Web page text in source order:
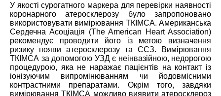
У якості сурогатного маркера для перевірки наявності
коронарного атеросклерозу було запропоновано
використовувати вимірювання ТКІМСА. Американська
Сердечна Асоціація (The American Heart Association)
рекомендує проводити його із метою визначення
ризику появи атеросклерозу та ССЗ. Вимірювання
ТКІМСА за допомогою УЗД є неінвазійною, недорогою
процедурою, яка не наражає пацієнтів на контакт із
іонізуючим випромінюванням чи йодовмісними
контрастними препаратами. Окрім того, завдяки
вимірювання ТКІМСА можливо виявити атеросклероз